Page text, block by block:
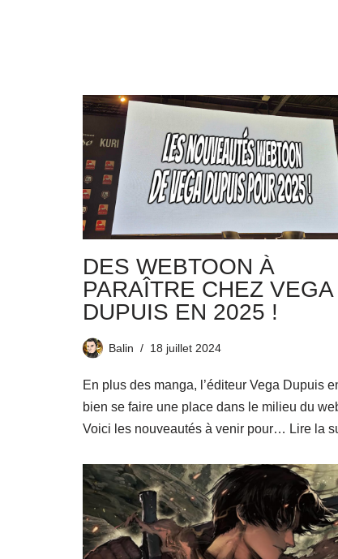
DES WEBTOON À
PARAÎTRE CHEZ VEGA
DUPUIS EN 2025 !
Balin 18 juillet 2024
En plus des manga, l’éditeur Vega Dupuis
bien se faire une place dans le milieu du
Voici les nouveautés à venir pour… Lire la